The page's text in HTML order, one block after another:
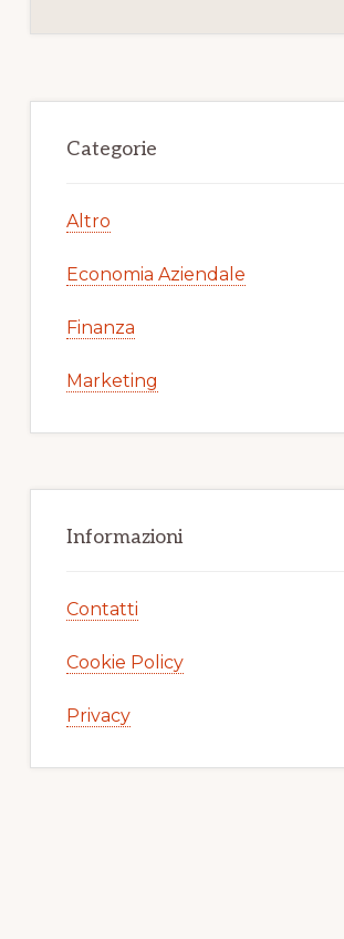
Sidebar
Categorie
Altro
Economia Aziendale
Finanza
Marketing
Informazioni
Contatti
Cookie Policy
Privacy